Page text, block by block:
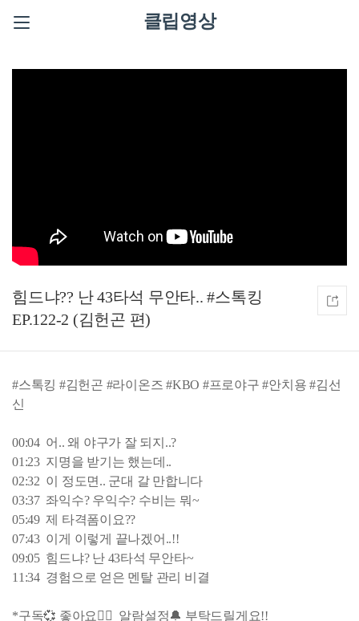
클립영상
힘드냐?? 난 43타석 무안타.. #스톡킹
EP.122-2 (김헌곤 편)
#스톡킹 #김헌곤 #라이온즈 #KBO #프로야구 #안치용 #김선
신
00:04 어.. 왜 야구가 잘 되지..?
01:23 지명을 받기는 했는데..
02:32 이 정도면.. 군대 갈 만합니다
03:37 좌익수? 우익수? 수비는 뭐~
05:49 제 타격폼이요??
07:43 이게 이렇게 끝나겠어..!!
09:05 힘드냐? 난 43타석 무안타~
11:34 경험으로 얻은 멘탈 관리 비결
*구독💞 좋아요👍🏻 알람설정🔔 부탁드릴게요!!